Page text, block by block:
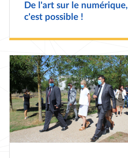
De l'art sur le numérique,
c'est possible !